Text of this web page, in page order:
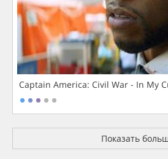
Captain America: Civil War - In My
Показать